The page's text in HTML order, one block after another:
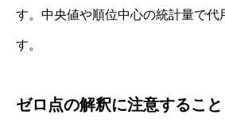
す。中央値や順位中心の統計量で代
す。
ゼロ点の解釈に注意すること